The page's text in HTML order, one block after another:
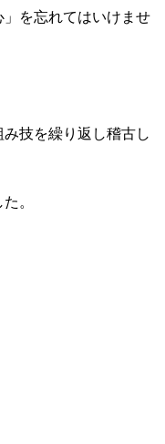
」を忘れてはいけませ
技を繰り返し稽古し
。